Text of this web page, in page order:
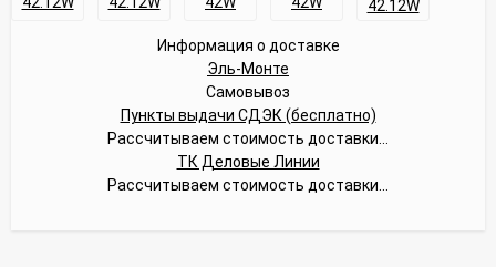
Информация о доставке
Эль-Монте
Самовывоз
Пункты выдачи СДЭК (бесплатно)
Рассчитываем стоимость доставки...
ТК Деловые Линии
Рассчитываем стоимость доставки...